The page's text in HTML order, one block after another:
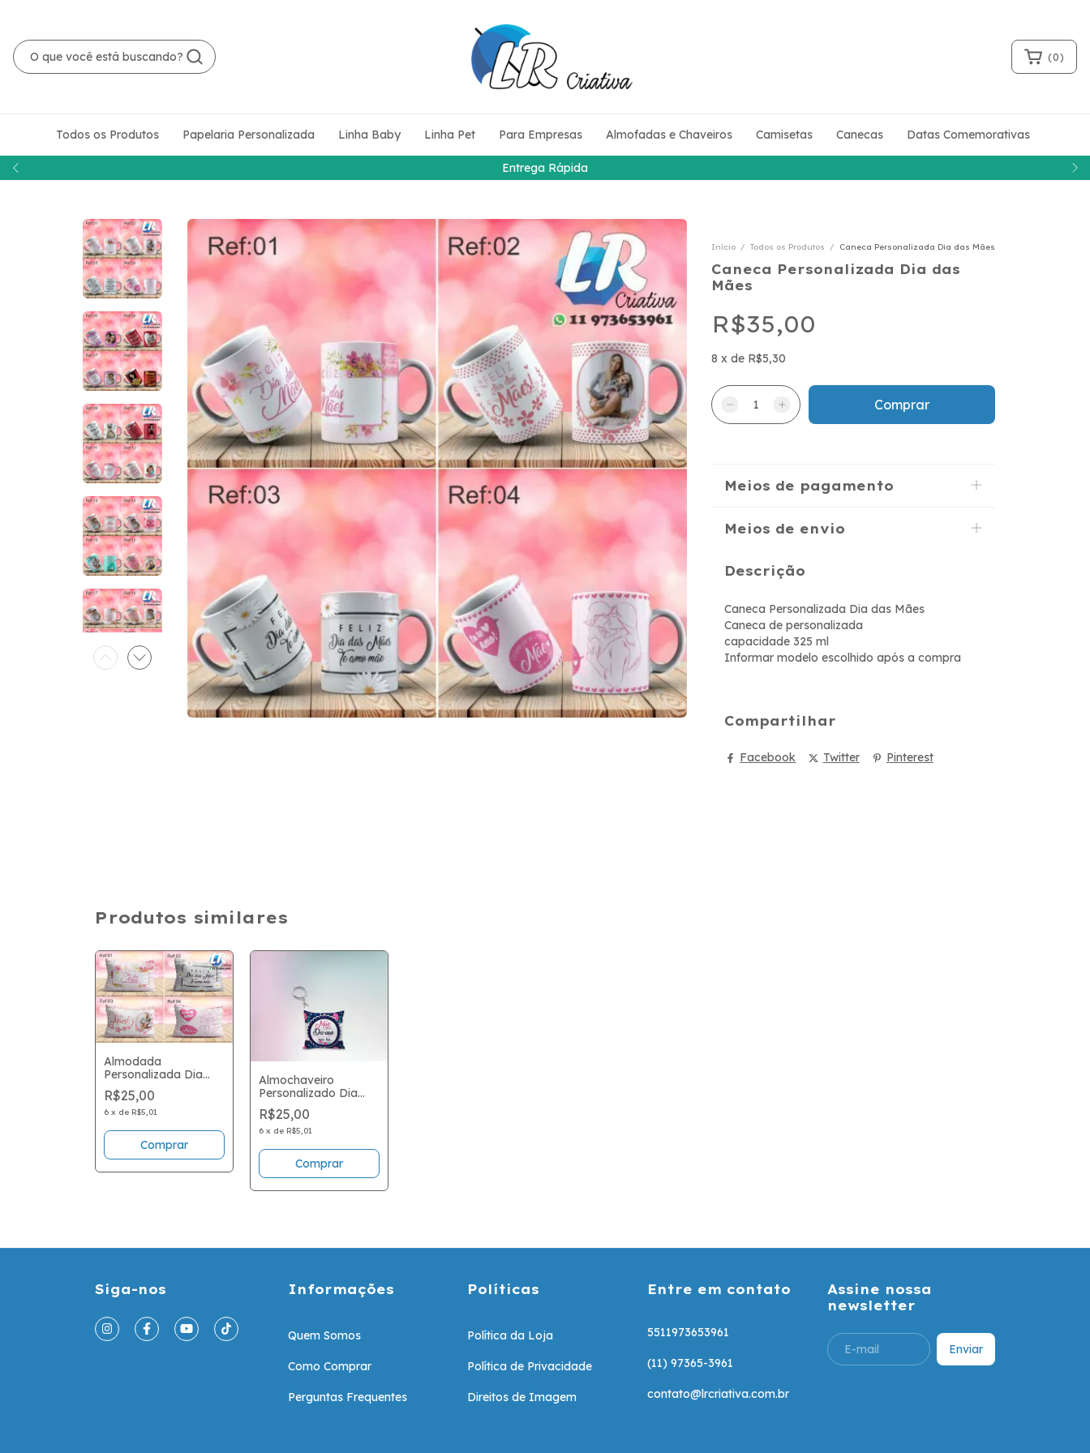
Entrega Rápida
(0)
Todos os Produtos Papelaria Personalizada Linha Baby Linha Pet Para Empresas Almofadas e Chaveiros Camisetas Canecas Datas Comemorativas
Início / Todos os Produtos / Caneca Personalizada Dia das Mães
Caneca Personalizada Dia das
Mães
R$35,00
8 x de R$5,30
Meios de pagamento
Meios de envio
Descrição
Caneca Personalizada Dia das Mães
Caneca de personalizada
capacidade 325 ml
Informar modelo escolhido após a compra
Compartilhar
Facebook Twitter Pinterest
Produtos similares
Almodada
Personalizada Dia
das Mães
R$25,00
6 x de R$5,01
Comprar
Almochaveiro
Personalizado Dia
das Mães
R$25,00
6 x de R$5,01
Comprar
Siga-nos Informações
Quem Somos
Como Comprar
Perguntas Frequentes
Políticas
Política da Loja
Política de Privacidade
Direitos de Imagem
Entre em contato
5511973653961
(11) 97365-3961
contato@lrcriativa.com.br
Assine nossa
newsletter